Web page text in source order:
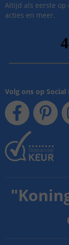
Altijd als eerste op
acties en meer.
Volg ons op Social
"